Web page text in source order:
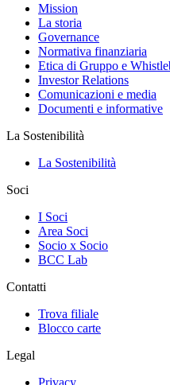
Mission
La storia
Governance
Normativa finanziaria
Etica di Gruppo e
Investor Relations
Comunicazioni e media
Documenti e informative
La Sostenibilità
La Sostenibilità
Soci
I Soci
Area Soci
Socio x Socio
BCC Lab
Contatti
Trova filiale
Blocco carte
Legal
Privacy